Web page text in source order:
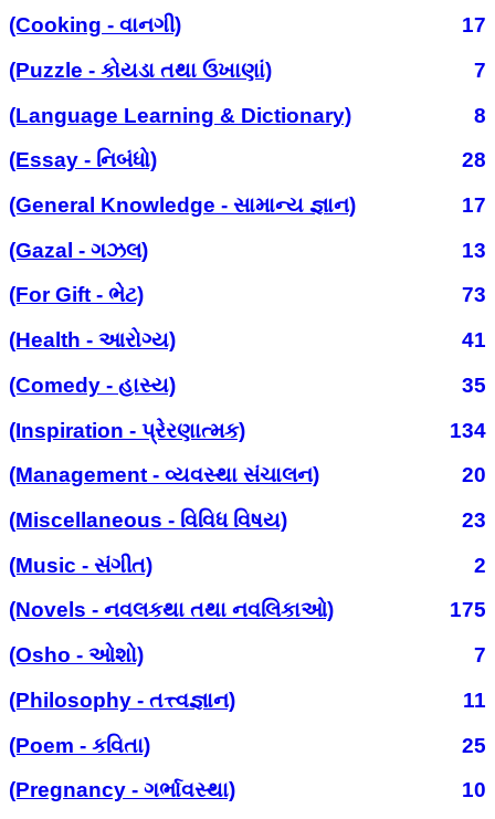
(Cooking - વાનગી)
17
(Puzzle - કોયડા તથા ઉખાણાં)
7
(Language Learning & Dictionary)
8
(Essay - નિબંધો)
28
(General Knowledge - સામાન્ય જ્ઞાન)
17
(Gazal - ગઝલ)
13
(For Gift - ભેટ)
73
(Health - આરોગ્ય)
41
(Comedy - હાસ્ય)
35
(Inspiration - પ્રેરણાત્મક)
134
(Management - વ્યવસ્થા સંચાલન)
20
(Miscellaneous - વિવિધ વિષય)
23
(Music - સંગીત)
2
(Novels - નવલકથા તથા નવલિકાઓ)
175
(Osho - ઓશો)
7
(Philosophy - તત્ત્વજ્ઞાન)
11
(Poem - કવિતા)
25
(Pregnancy - ગર્ભાવસ્થા)
10